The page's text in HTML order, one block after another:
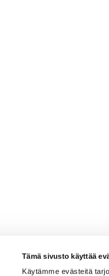
Tämä sivusto käyttää
Käytämme evästeitä